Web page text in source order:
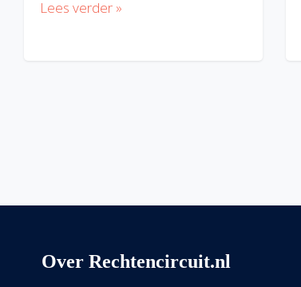
Lees verder »
Over Rechtencircuit.nl